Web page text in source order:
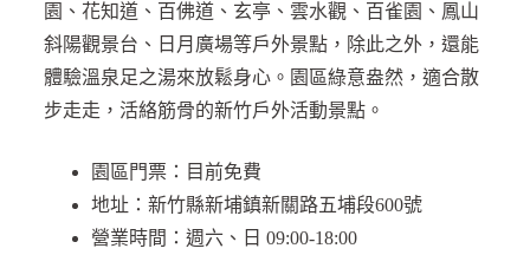
園、花知道、百佛道、玄亭、雲水觀、百雀園、鳳山
斜陽觀景台、日月廣場等戶外景點，除此之外，還能
體驗溫泉足之湯來放鬆身心。園區綠意盎然，適合散
步走走，活絡筋骨的新竹戶外活動景點。
園區門票：目前免費
地址：新竹縣新埔鎮新關路五埔段600號
營業時間：週六、日 09:00-18:00